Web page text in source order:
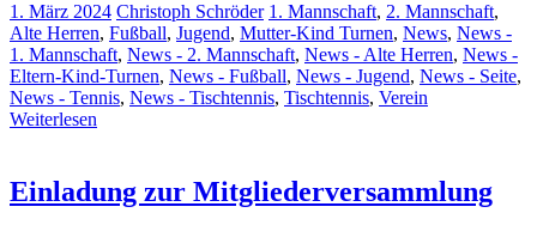
1. März 2024 Christoph Schröder 1. Mannschaft, 2. Mannschaft,
Alte Herren, Fußball, Jugend, Mutter-Kind Turnen, News, News -
1. Mannschaft, News - 2. Mannschaft, News - Alte Herren, News -
Eltern-Kind-Turnen, News - Fußball, News - Jugend, News - Seite,
News - Tennis, News - Tischtennis, Tischtennis, Verein
Weiterlesen
Einladung zur Mitgliederversammlung